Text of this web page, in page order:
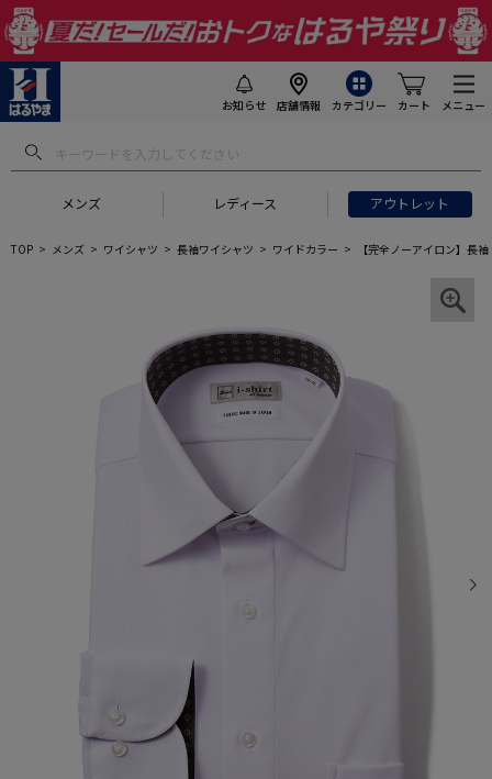
お知らせ 店舗情報 カテゴリー カート メニュー
メンズ レディース アウトレット
TOP メンズ ワイシャツ 長袖ワイシャツ ワイドカラー 【完全ノーアイロン】長